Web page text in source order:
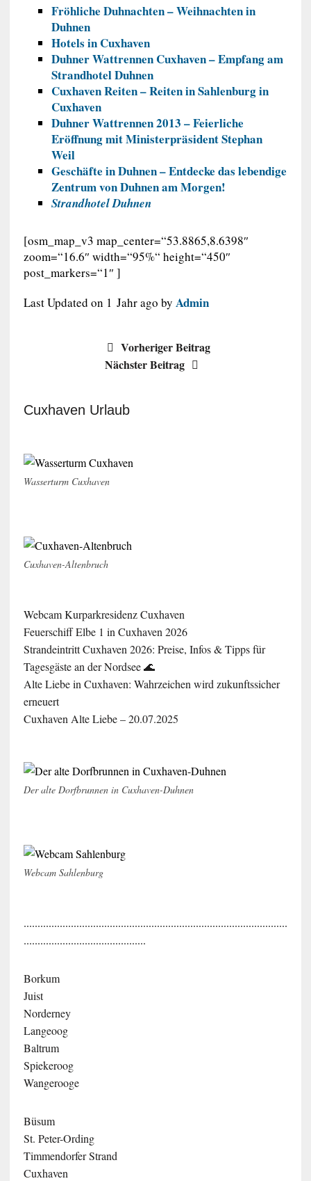
Fröhliche Duhnachten – Weihnachten in
Duhnen
Hotels in Cuxhaven
Duhner Wattrennen Cuxhaven – Empfang am
Strandhotel Duhnen
Cuxhaven Reiten – Reiten in Sahlenburg in
Cuxhaven
Duhner Wattrennen 2013 – Feierliche
Eröffnung mit Ministerpräsident Stephan
Weil
Geschäfte in Duhnen – Entdecke das lebendige
Zentrum von Duhnen am Morgen!
Strandhotel Duhnen
[osm_map_v3 map_center=“53.8865,8.6398″
zoom=“16.6″ width=“95%“ height=“450″
post_markers=“1″ ]
Last Updated on 1 Jahr ago by Admin
Vorheriger Beitrag
Nächster Beitrag
Cuxhaven Urlaub
Wasserturm Cuxhaven
Cuxhaven-Altenbruch
Webcam Kurparkresidenz Cuxhaven
Feuerschiff Elbe 1 in Cuxhaven 2026
Strandeintritt Cuxhaven 2026: Preise, Infos & Tipps für
Tagesgäste an der Nordsee 🌊
Alte Liebe in Cuxhaven: Wahrzeichen wird zukunftssicher
erneuert
Cuxhaven Alte Liebe – 20.07.2025
Der alte Dorfbrunnen in Cuxhaven-Duhnen
Webcam Sahlenburg
...............................................................................................
............................................
Borkum
Juist
Norderney
Langeoog
Baltrum
Spiekeroog
Wangerooge
Büsum
St. Peter-Ording
Timmendorfer Strand
Cuxhaven